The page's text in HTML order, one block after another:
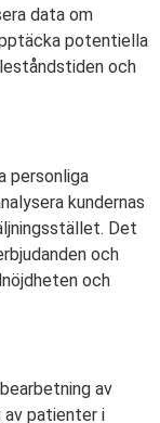
data om
potentiella
och
personliga
kundernas
Det
och
och
av
av patienter i